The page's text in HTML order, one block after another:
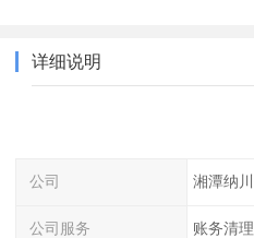
详细说明
公司 湘潭纳
公司服务 账务清理